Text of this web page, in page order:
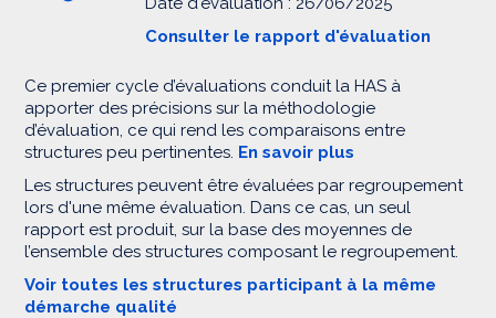
Consulter le rapport d'évaluation
Ce premier cycle d’évaluations conduit la HAS à
apporter des précisions sur la méthodologie
d’évaluation, ce qui rend les comparaisons entre
structures peu pertinentes. En savoir plus
Les structures peuvent être évaluées par regroupement
lors d'une même évaluation. Dans ce cas, un seul
rapport est produit, sur la base des moyennes de
l’ensemble des structures composant le regroupement.
Voir toutes les structures participant à la même
démarche qualité